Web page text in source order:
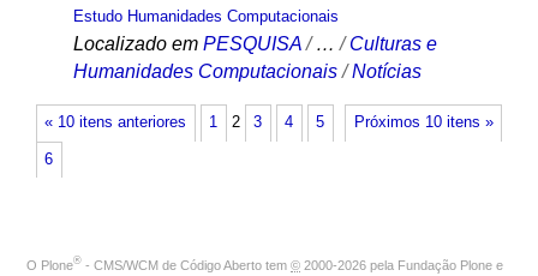
Estudo Humanidades Computacionais
Localizado em PESQUISA /…/Culturas e
Humanidades Computacionais /Notícias
« 10 itens anteriores Próximos 10 itens »
1 2 3 4 5
6
O Plone® - CMS/WCM de Código Aberto tem © 2000-2026 pela Fundação Plone e